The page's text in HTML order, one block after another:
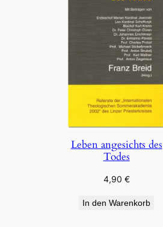
Leben angesichts des
Todes
4,90 €
In den Warenkorb